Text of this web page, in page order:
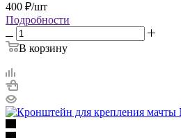
400 ₽/шт
Подробности
В корзину